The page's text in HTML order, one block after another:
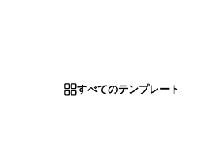
すべてのテンプレート